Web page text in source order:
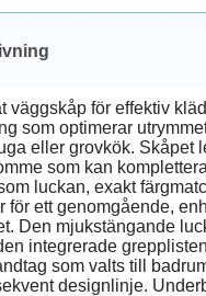
väggskåp för effektiv
som optimerar
eller grovkök. Skåpet
som kan
luckan, exakt
för ett genomgående,
Den mjukstängande
integrerade
som valts till
designlinje.